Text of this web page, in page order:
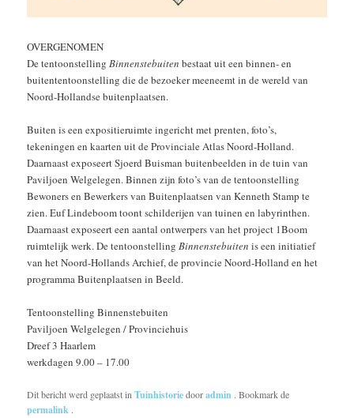
OVERGENOMEN
De tentoonstellingBinnenstebuiten bestaat uit een binnen- en
buitententoonstelling die de bezoeker meeneemt in de wereld van
Noord-Hollandse buitenplaatsen.
Buiten is een expositieruimte ingericht met prenten, foto’s,
tekeningen en kaarten uit de Provinciale Atlas Noord-Holland.
Daarnaast exposeert Sjoerd Buisman buitenbeelden in de tuin van
Paviljoen Welgelegen. Binnen zijn foto’s van de tentoonstelling
Bewoners en Bewerkers van Buitenplaatsen van Kenneth Stamp te
zien. Euf Lindeboom toont schilderijen van tuinen en labyrinthen.
Daarnaast exposeert een aantal ontwerpers van het project 1Boom
ruimtelijk werk. De tentoonstellingBinnenstebuiten is een initiatief
van het Noord-Hollands Archief, de provincie Noord-Holland en het
programma Buitenplaatsen in Beeld.
Tentoonstelling Binnenstebuiten
Paviljoen Welgelegen / Provinciehuis
Dreef 3 Haarlem
werkdagen 9.00 – 17.00
Dit bericht werd geplaatst inTuinhistoriedooradmin . Bookmark de
permalink .